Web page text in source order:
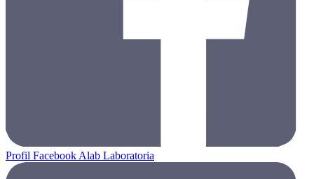
Profil Facebook Alab Laboratoria